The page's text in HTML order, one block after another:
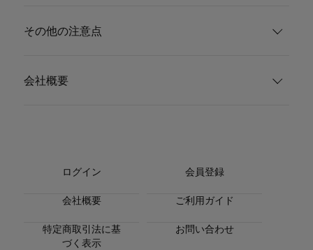
その他の注意点
会社概要
ログイン 会員登録
会社概要 ご利用ガイド
特定商取引法に基
づく表示
お問い合わせ